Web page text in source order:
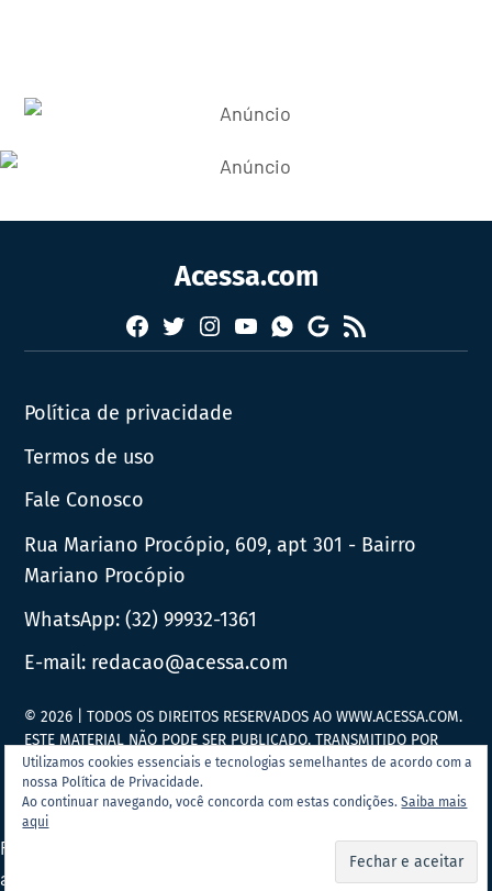
Acessa.com
Facebook
TwitterInstagram
YouTubeWhatsapp
Google
News
RSS
Política de privacidade
Termos de uso
Fale Conosco
Rua Mariano Procópio, 609, apt 301 - Bairro
Mariano Procópio
WhatsApp:(32) 99932-1361
E-mail: redacao@acessa.com
Utilizamos cookies essenciais e tecnologias semelhantes de acordo com a
nossa Política de Privacidade.
Ao continuar navegando, você concorda com estas condições.Saiba mais
aqui
© 2026 | TODOS OS DIREITOS RESERVADOS AO WWW.ACESSA.COM.
ESTE MATERIAL NÃO PODE SER PUBLICADO, TRANSMITIDO POR
BROADCAST, REESCRITO OU REDISTRIBUÍDO SEM PRÉVIA
AUTORIZAÇÃO.
Portal Acessa.com é
associado ao